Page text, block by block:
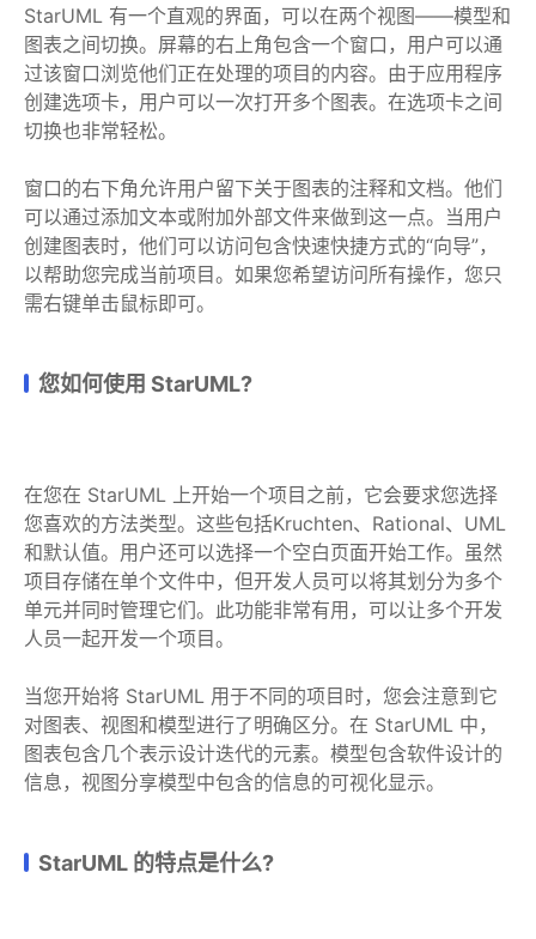
StarUML 有一个直观的界面，可以在两个视图——模型和
图表之间切换。屏幕的右上角包含一个窗口，用户可以通
过该窗口浏览他们正在处理的项目的内容。由于应用程序
创建选项卡，用户可以一次打开多个图表。在选项卡之间
切换也非常轻松。
窗口的右下角允许用户留下关于图表的注释和文档。他们
可以通过添加文本或附加外部文件来做到这一点。当用户
创建图表时，他们可以访问包含快速快捷方式的“向导”，
以帮助您完成当前项目。如果您希望访问所有操作，您只
需右键单击鼠标即可。
您如何使用 StarUML?
在您在 StarUML 上开始一个项目之前，它会要求您选择
您喜欢的方法类型。这些包括Kruchten、Rational、UML
和默认值。用户还可以选择一个空白页面开始工作。虽然
项目存储在单个文件中，但开发人员可以将其划分为多个
单元并同时管理它们。此功能非常有用，可以让多个开发
人员一起开发一个项目。
当您开始将 StarUML 用于不同的项目时，您会注意到它
对图表、视图和模型进行了明确区分。在 StarUML 中，
图表包含几个表示设计迭代的元素。模型包含软件设计的
信息，视图分享模型中包含的信息的可视化显示。
StarUML 的特点是什么?